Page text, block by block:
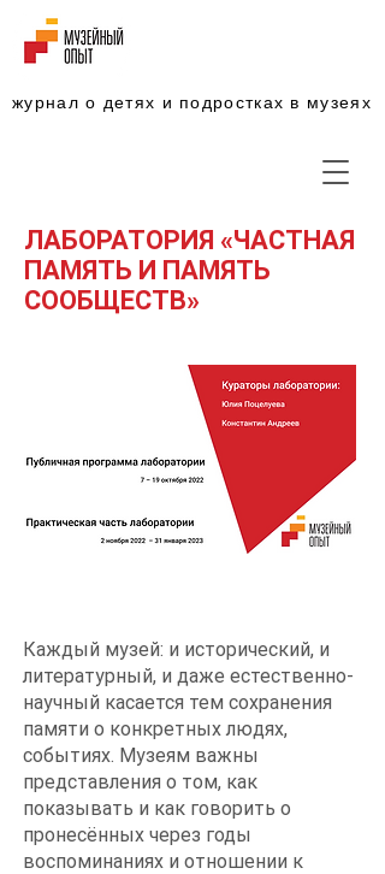
журнал о детях и подростках в музеях
ЛАБОРАТОРИЯ «ЧАСТНАЯ
ПАМЯТЬ И ПАМЯТЬ
СООБЩЕСТВ»
Каждый музей: и исторический, и
литературный, и даже естественно-
научный касается тем сохранения
памяти о конкретных людях,
событиях. Музеям важны
представления о том, как
показывать и как говорить о
пронесённых через годы
воспоминаниях и отношении к